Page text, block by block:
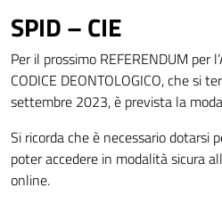
SPID – CIE
Per il prossimo REFERENDUM per
CODICE DEONTOLOGICO, che si
settembre 2023, è prevista la
Si ricorda che è necessario dotarsi
poter accedere in modalità sicura
online.